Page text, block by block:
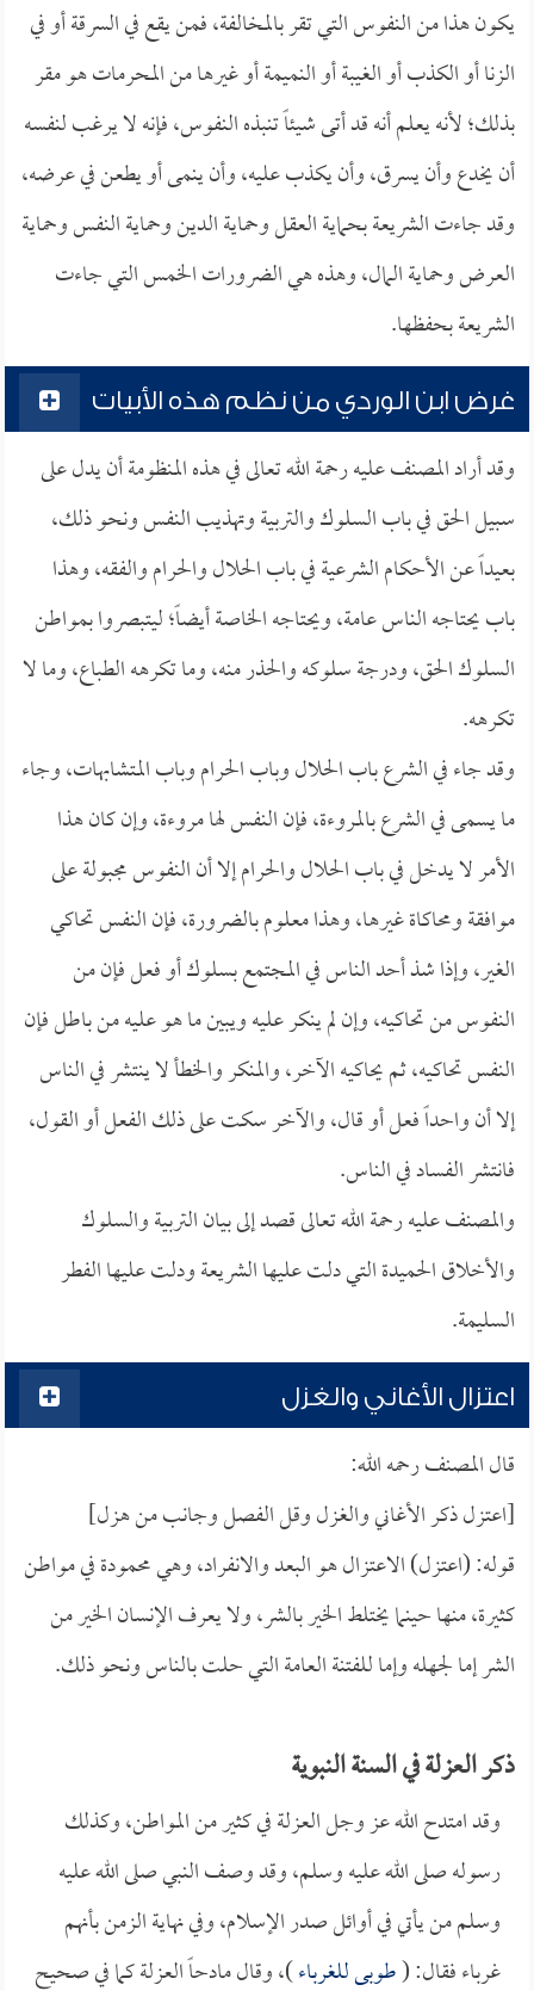
يكون هذا من النفوس التي تقر بالمخالفة، فمن يقع في السرقة أو في
الزنا أو الكذب أو الغيبة أو النميمة أو غيرها من المحرمات هو مقر
بذلك؛ لأنه يعلم أنه قد أتى شيئاً تنبذه النفوس، فإنه لا يرغب لنفسه
أن يخدع وأن يسرق، وأن يكذب عليه، وأن ينمى أو يطعن في عرضه،
وقد جاءت الشريعة بحماية العقل وحماية الدين وحماية النفس وحماية
العرض وحماية المال، وهذه هي الضرورات الخمس التي جاءت
الشريعة بحفظها.
غرض ابن الوردي من نظم هذه الأبيات
وقد أراد المصنف عليه رحمة الله تعالى في هذه المنظومة أن يدل على
سبيل الحق في باب السلوك والتربية وتهذيب النفس ونحو ذلك،
بعيداً عن الأحكام الشرعية في باب الحلال والحرام والفقه، وهذا
باب يحتاجه الناس عامة، ويحتاجه الخاصة أيضاً؛ ليتبصروا بمواطن
السلوك الحق، ودرجة سلوكه والحذر منه، وما تكرهه الطباع، وما لا
تكرهه.
وقد جاء في الشرع باب الحلال وباب الحرام وباب المتشابهات، وجاء
ما يسمى في الشرع بالمروءة، فإن النفس لها مروءة، وإن كان هذا
الأمر لا يدخل في باب الحلال والحرام إلا أن النفوس مجبولة على
موافقة ومحاكاة غيرها، وهذا معلوم بالضرورة، فإن النفس تحاكي
الغير، وإذا شذ أحد الناس في المجتمع بسلوك أو فعل فإن من
النفوس من تحاكيه، وإن لم ينكر عليه ويبين ما هو عليه من باطل فإن
النفس تحاكيه، ثم يحاكيه الآخر، والمنكر والخطأ لا ينتشر في الناس
إلا أن واحداً فعل أو قال، والآخر سكت على ذلك الفعل أو القول،
فانتشر الفساد في الناس.
والمصنف عليه رحمة الله تعالى قصد إلى بيان التربية والسلوك
والأخلاق الحميدة التي دلت عليها الشريعة ودلت عليها الفطر
السليمة.
اعتزال الأغاني والغزل
قال المصنف رحمه الله:
[اعتزل ذكر الأغاني والغزل وقل الفصل وجانب من هزل]
قوله: (اعتزل) الاعتزال هو البعد والانفراد، وهي محمودة في مواطن
كثيرة، منها حينما يختلط الخير بالشر، ولا يعرف الإنسان الخير من
الشر إما لجهله وإما للفتنة العامة التي حلت بالناس ونحو ذلك.
ذكر العزلة في السنة النبوية
وقد امتدح الله عز وجل العزلة في كثير من المواطن، وكذلك
رسوله صلى الله عليه وسلم، وقد وصف النبي صلى الله عليه
وسلم من يأتي في أوائل صدر الإسلام، وفي نهاية الزمن بأنهم
غرباء فقال: (طوبى للغرباء)، وقال مادحاً العزلة كما في صحيح